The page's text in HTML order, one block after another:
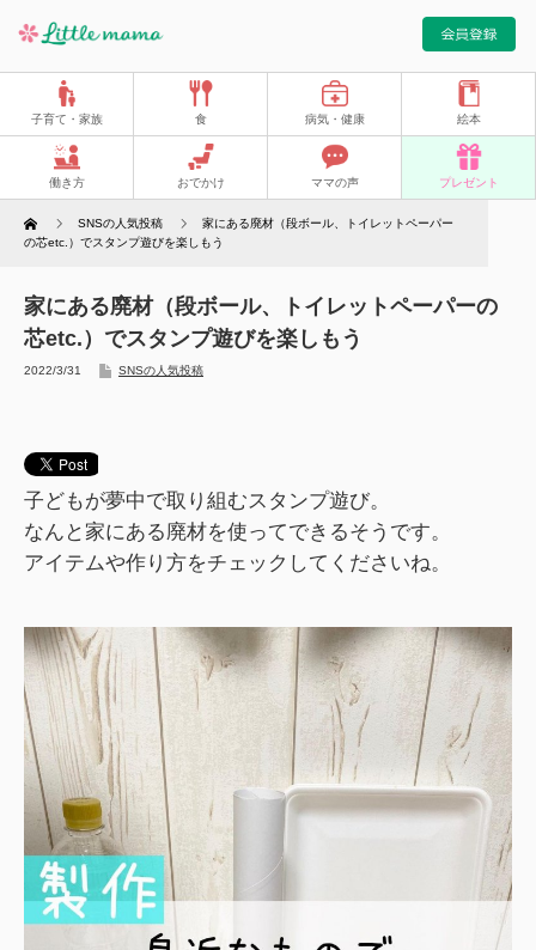
子育て・家族 食 病気・健康 絵本
働き方 おでかけ ママの声 プレゼント
Home SNSの人気投稿
家にある廃材（段ボール、トイレットペーパー
の芯etc.）でスタンプ遊びを楽しもう
家にある廃材（段ボール、トイレットペーパーの
芯etc.）でスタンプ遊びを楽しもう
2022/3/31 SNSの人気投稿
子どもが夢中で取り組むスタンプ遊び。
なんと家にある廃材を使ってできるそうです。
アイテムや作り方をチェックしてくださいね。